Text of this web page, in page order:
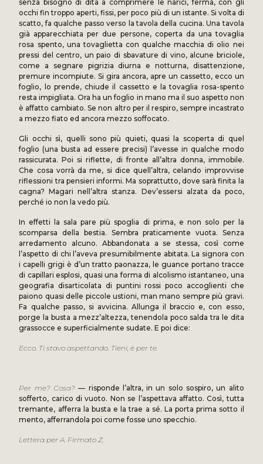
senza bisogno di dita a comprimere le narici, ferma, con gli
occhi fin troppo aperti, fissi, per poco più di un istante. Si volta di
scatto, fa qualche passo verso la tavola della cucina. Una tavola
già apparecchiata per due persone, coperta da una tovaglia
rosa spento, una tovaglietta con qualche macchia di olio nei
pressi del centro, un paio di sbavature di vino, alcune briciole,
come a segnare pigrizia diurna e notturna, disattenzione,
premure incompiute. Si gira ancora, apre un cassetto, ecco un
foglio, lo prende, chiude il cassetto e la tovaglia rosa-spento
resta impigliata. Ora ha un foglio in mano ma il suo aspetto non
è affatto cambiato. Se non altro per il respiro, sempre incastrato
a mezzo fiato ed ancora mezzo soffocato.
Gli occhi sì, quelli sono più quieti, quasi la scoperta di quel
foglio (una busta ad essere precisi) l’avesse in qualche modo
rassicurata. Poi si riflette, di fronte all’altra donna, immobile.
Che cosa vorrà da me, si dice quell’altra, celando improvvise
riflessioni tra pensieri informi. Ma soprattutto, dove sarà finita la
cagna? Magari nell’altra stanza. Dev’essersi alzata da poco,
perché io non la vedo più.
In effetti la sala pare più spoglia di prima, e non solo per la
scomparsa della bestia. Sembra praticamente vuota. Senza
arredamento alcuno. Abbandonata a se stessa, così come
l’aspetto di chi l’aveva presumibilmente abitata. La signora con
i capelli grigi è d’un tratto paonazza, le guance portano tracce
di capillari esplosi, quasi una forma di alcolismo istantaneo, una
geografia disarticolata di puntini rossi poco accoglienti che
paiono quasi delle piccole ustioni, man mano sempre più gravi.
Fa qualche passo, si avvicina. Allunga il braccio e, con esso,
porge la busta a mezz’altezza, tenendola poco salda tra le dita
grassocce e superficialmente sudate. E poi dice:
Ecco. Ti stavo aspettando. Tieni, è per te.
Per me? Cosa?— risponde l’altra, in un solo sospiro, un alito
sofferto, carico di vuoto. Non se l’aspettava affatto. Così, tutta
tremante, afferra la busta e la trae a sé. La porta prima sotto il
mento, afferrandola poi come fosse uno specchio.
Lettera per A. Firmato Z.